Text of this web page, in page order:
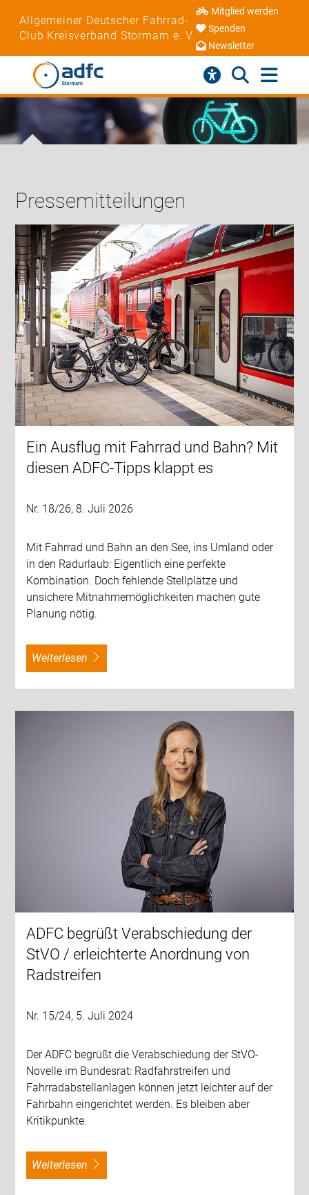
Allgemeiner Deutscher Fahrrad-
Club Kreisverband Stormarn e. V.
Mitglied werden
Spenden
Newsletter
Pressemitteilungen
Ein Ausflug mit Fahrrad und Bahn? Mit
diesen ADFC-Tipps klappt es
Nr. 18/26, 8. Juli 2026
Mit Fahrrad und Bahn an den See, ins Umland oder
in den Radurlaub: Eigentlich eine perfekte
Kombination. Doch fehlende Stellplätze und
unsichere Mitnahmemöglichkeiten machen gute
Planung nötig.
weiterlesen
ADFC begrüßt Verabschiedung der
StVO / erleichterte Anordnung von
Radstreifen
Nr. 15/24, 5. Juli 2024
Der ADFC begrüßt die Verabschiedung der StVO-
Novelle im Bundesrat: Radfahrstreifen und
Fahrradabstellanlagen können jetzt leichter auf der
Fahrbahn eingerichtet werden. Es bleiben aber
Kritikpunkte.
weiterlesen